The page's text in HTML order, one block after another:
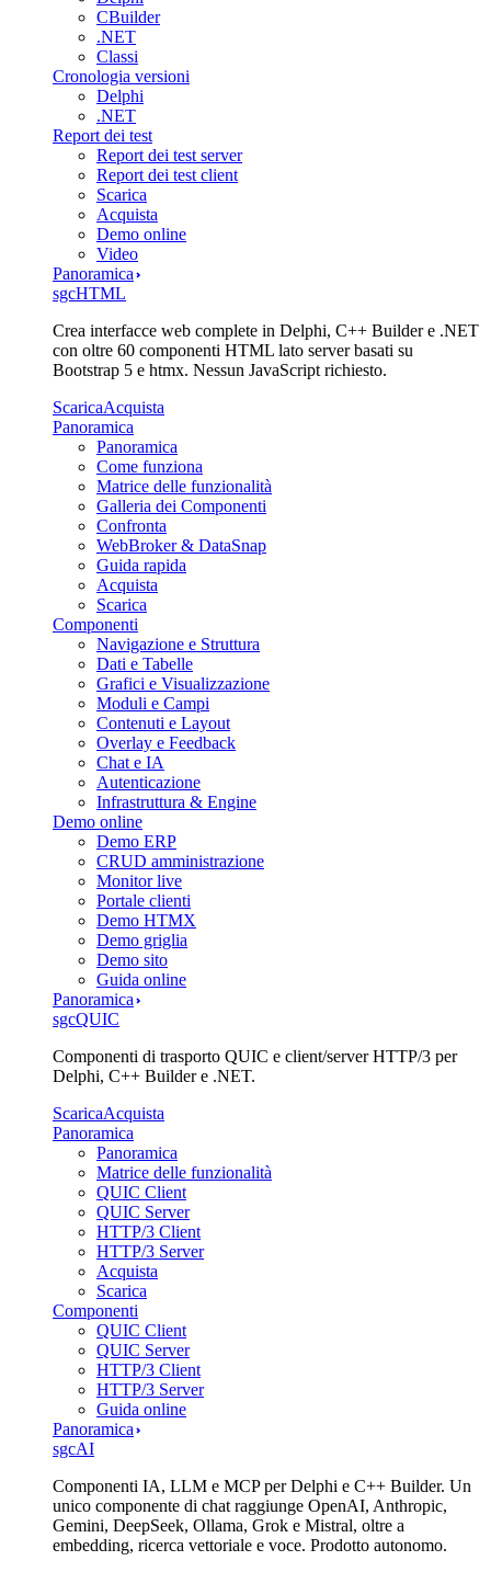
CBuilder
.NET
Classi
Cronologia versioni
Delphi
.NET
Report dei test
Report dei test server
Report dei test client
Scarica
Acquista
Demo online
Video
Panoramica
sgcHTML
Crea interfacce web complete in Delphi, C++ Builder e .NET
con oltre 60 componenti HTML lato server basati su
Bootstrap 5 e htmx. Nessun JavaScript richiesto.
ScaricaAcquista
Panoramica
Panoramica
Come funziona
Matrice delle funzionalità
Galleria dei Componenti
Confronta
WebBroker & DataSnap
Guida rapida
Acquista
Scarica
Componenti
Navigazione e Struttura
Dati e Tabelle
Grafici e Visualizzazione
Moduli e Campi
Contenuti e Layout
Overlay e Feedback
Chat e IA
Autenticazione
Infrastruttura & Engine
Demo online
Demo ERP
CRUD amministrazione
Monitor live
Portale clienti
Demo HTMX
Demo griglia
Demo sito
Guida online
Panoramica
sgcQUIC
Componenti di trasporto QUIC e client/server HTTP/3 per
Delphi, C++ Builder e .NET.
ScaricaAcquista
Panoramica
Panoramica
Matrice delle funzionalità
QUIC Client
QUIC Server
HTTP/3 Client
HTTP/3 Server
Acquista
Scarica
Componenti
QUIC Client
QUIC Server
HTTP/3 Client
HTTP/3 Server
Guida online
Panoramica
sgcAI
Componenti IA, LLM e MCP per Delphi e C++ Builder. Un
unico componente di chat raggiunge OpenAI, Anthropic,
Gemini, DeepSeek, Ollama, Grok e Mistral, oltre a
embedding, ricerca vettoriale e voce. Prodotto autonomo.